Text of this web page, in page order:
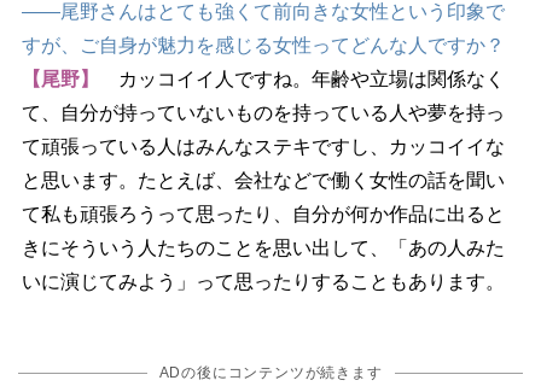
――尾野さんはとても強くて前向きな女性という印象で
すが、ご自身が魅力を感じる女性ってどんな人ですか？
【尾野】
カッコイイ人ですね。年齢や立場は関係なく
て、自分が持っていないものを持っている人や夢を持っ
て頑張っている人はみんなステキですし、カッコイイな
と思います。たとえば、会社などで働く女性の話を聞い
て私も頑張ろうって思ったり、自分が何か作品に出ると
きにそういう人たちのことを思い出して、「あの人みた
いに演じてみよう」って思ったりすることもあります。
ADの後にコンテンツが続きます